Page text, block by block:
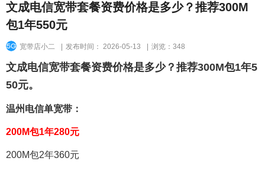
文成电信宽带套餐资费价格是多少？推荐300M
包1年550元
宽带店小二 发布时间： 2026-05-13 浏览：348
文成电信宽带套餐资费价格是多少？推荐300M包1年5
50元。
温州电信单宽带：
200M包1年280元
200M包2年360元